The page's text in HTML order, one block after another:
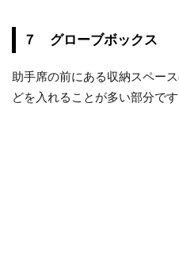
７ グローブボックス
助手席の前にある収納スペー
どを入れることが多い部分です